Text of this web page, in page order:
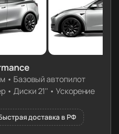
• Базовый автопилот
•Диски 21'' • Ускорение
доставка в РФ